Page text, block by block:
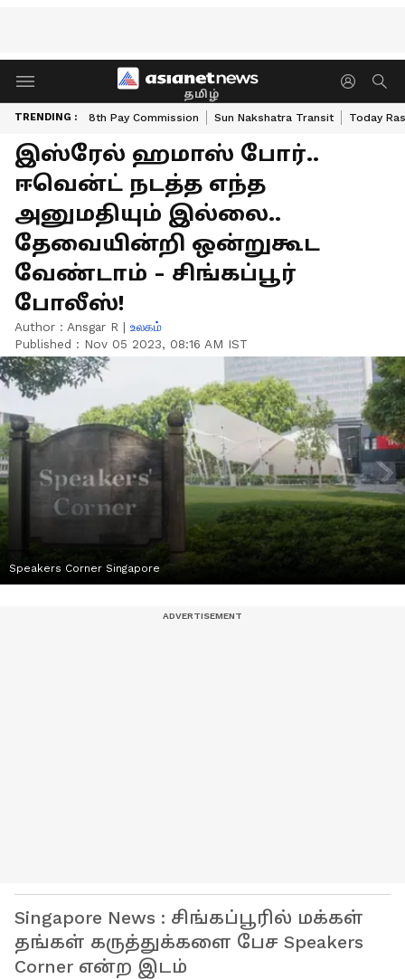
தமிழ்
TRENDING : 8th Pay Commission Sun Nakshatra Transit Today
இஸ்ரேல் ஹமாஸ் போர்..
ஈவென்ட் நடத்த எந்த
அனுமதியும் இல்லை..
தேவையின்றி ஒன்றுகூட
வேண்டாம் - சிங்கப்பூர்
போலீஸ்!
Author : Ansgar R | உலகம்
Published : Nov 05 2023, 08:16 AM IST
Speakers Corner Singapore
Singapore News : சிங்கப்பூரில் மக்கள்
தங்கள் கருத்துக்களை பேச Speakers
Corner என்ற இடம்